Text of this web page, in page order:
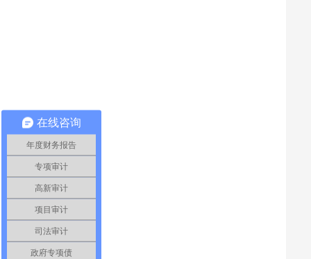
在线咨询
年度财务报告
专项审计
高新审计
项目审计
司法审计
政府专项债